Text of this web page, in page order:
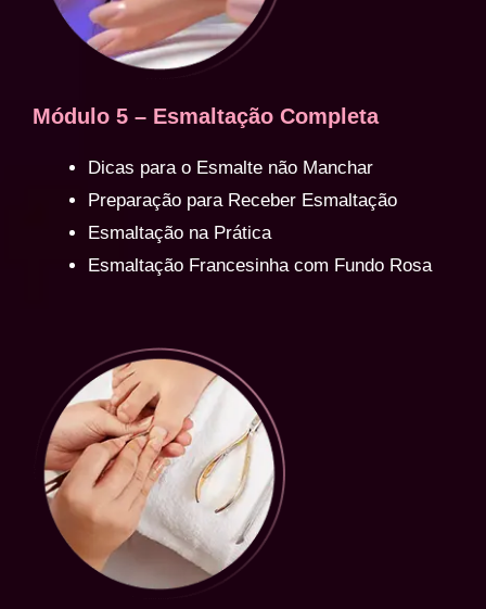
Módulo 5 – Esmaltação Completa
Dicas para o Esmalte não Manchar
Preparação para Receber Esmaltação
Esmaltação na Prática
Esmaltação Francesinha com Fundo Rosa